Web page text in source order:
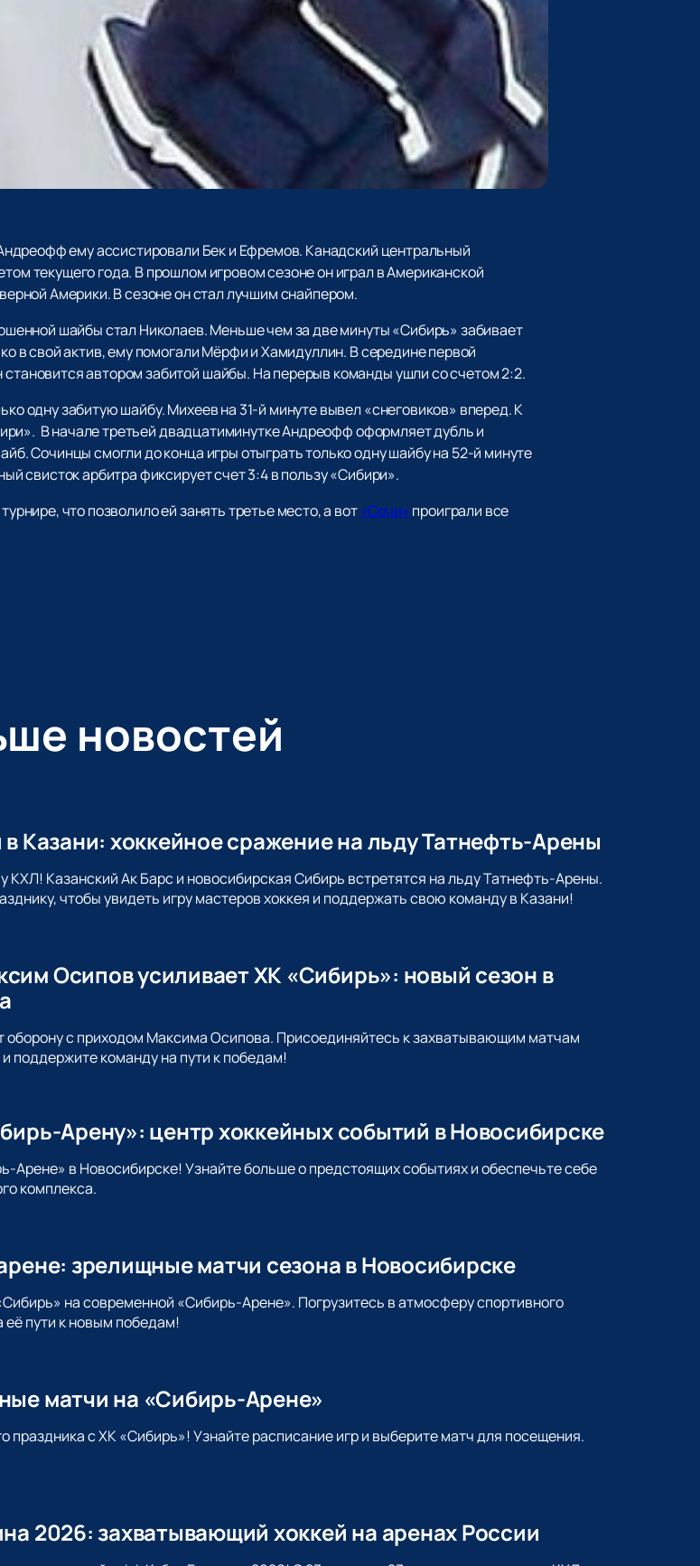
ему ассистировали Бек и Ефремов. Канадский центральный
текущего года. В прошлом игровом сезоне он играл в Американской
Америки. В сезоне он стал лучшим снайпером.
шайбы стал Николаев. Меньше чем за две минуты «Сибирь» забивает
в свой актив, ему помогали Мёрфи и Хамидуллин. В середине первой
автором забитой шайбы. На перерыв команды ушли со счетом 2:2.
одну забитую шайбу. Михеев на 31-й минуте вывел «снеговиков» вперед. К
В начале третьей двадцатиминутке Андреофф оформляет дубль и
Сочинцы смогли до конца игры отыграть только одну шайбу на 52-й минуте
свисток арбитра фиксирует счет 3:4 в пользу «Сибири».
что позволило ей занять третье место, а вот«Сочи» проиграли все
новостей
Казани: хоккейное сражение на льду Татнефть-Арены
КХЛ! Казанский Ак Барс и новосибирская Сибирь встретятся на льду Татнефть-Арены.
чтобы увидеть игру мастеров хоккея и поддержать свою команду в Казани!
Осипов усиливает ХК «Сибирь»: новый сезон в
оборону с приходом Максима Осипова. Присоединяйтесь к захватывающим матчам
поддержите команду на пути к победам!
Арену»: центр хоккейных событий в Новосибирске
Арене» в Новосибирске! Узнайте больше о предстоящих событиях и обеспечьте себе
комплекса.
зрелищные матчи сезона в Новосибирске
на современной «Сибирь-Арене». Погрузитесь в атмосферу спортивного
пути к новым победам!
матчи на «Сибирь-Арене»
праздника с ХК «Сибирь»! Узнайте расписание игр и выберите матч для посещения.
2026: захватывающий хоккей на аренах России